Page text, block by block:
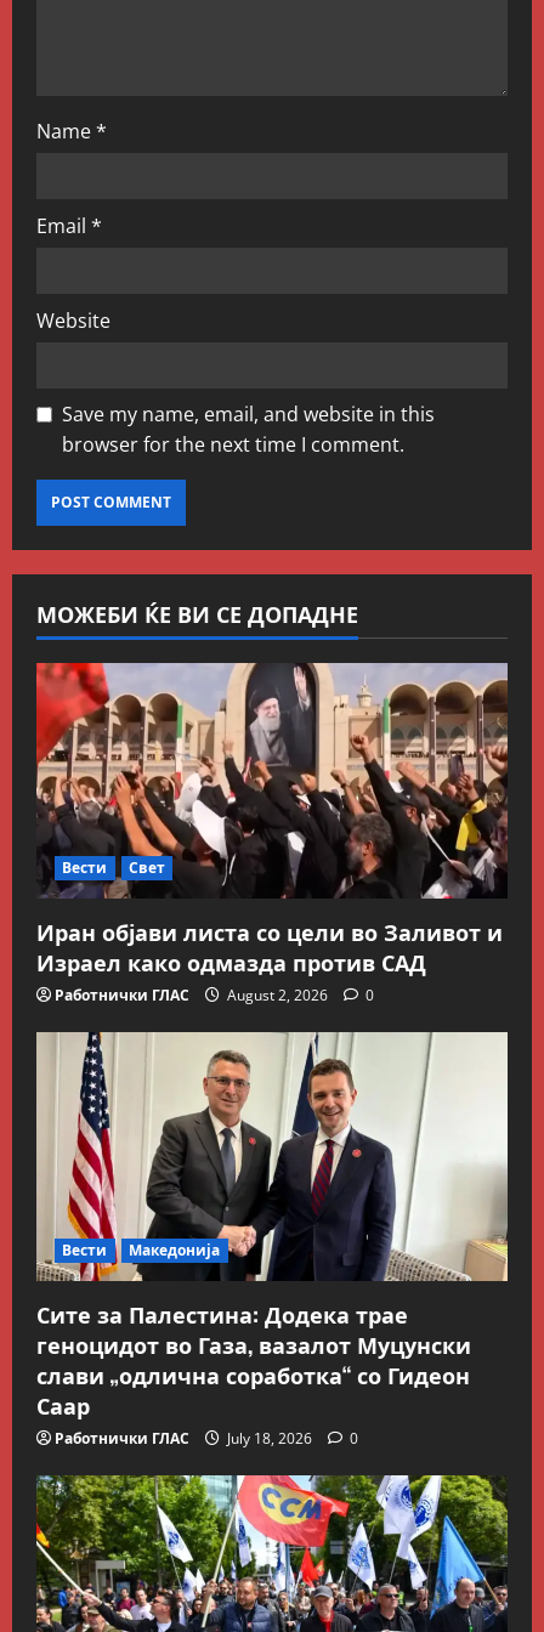
Name*
Email *
Website
Save my name, email, and website in this
browser for the next time I comment.
МОЖЕБИ ЌЕ ВИ СЕ ДОПАДНЕ
Вести Свет
Иран објави листа со цели во Заливот и
Израел како одмазда против САД
Работнички ГЛАС August 2, 2026 0
Вести Македонија
Сите за Палестина: Додека трае
геноцидот во Газа, вазалот Муцунски
слави „одлична соработка“ со Гидеон
Саар
Работнички ГЛАС July 18, 2026 0
Блог
Kокошката или јајцето?
July 26, 2026 0
3
Сите за Палестина: Додека
трае геноцидот во Газа,
вазалот Муцунски слави
„одлична соработка“ со
Гидеон Саар
July 18, 2026 0
Македонска Работничка Историја